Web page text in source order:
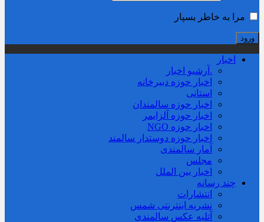
مرا به خاطر بسپار
اخبار
.آرشیو اخبار
اخبار حوزه دبیرخانه
استانی
اخبار حوزه سالمندان
اخبار حوزه آلزايمر
اخبار حوزه NGO
اخبار حوزه دوستدار سالمند
آمار سالمندی
مجلس
اخبار بین الملل
چند رسانه
انتشارات
نشریه اینترنتی شمس
آتلیه عکس سالمندی